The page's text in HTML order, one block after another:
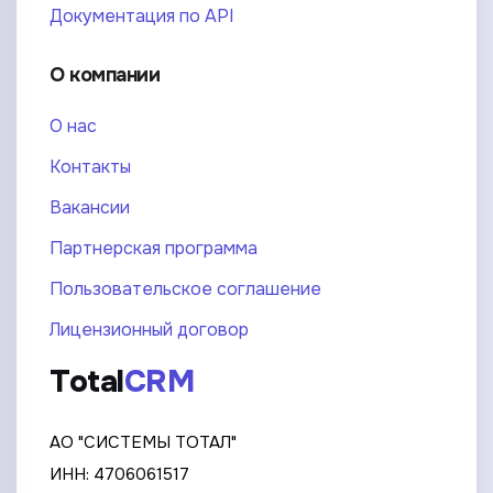
Документация по API
О компании
О нас
Контакты
Вакансии
Партнерская программа
Пользовательское соглашение
Лицензионный договор
TotalCRM
АО "СИСТЕМЫ ТОТАЛ"
ИНН: 4706061517